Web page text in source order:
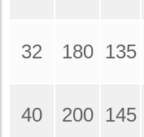
32 180 135
40 200 145